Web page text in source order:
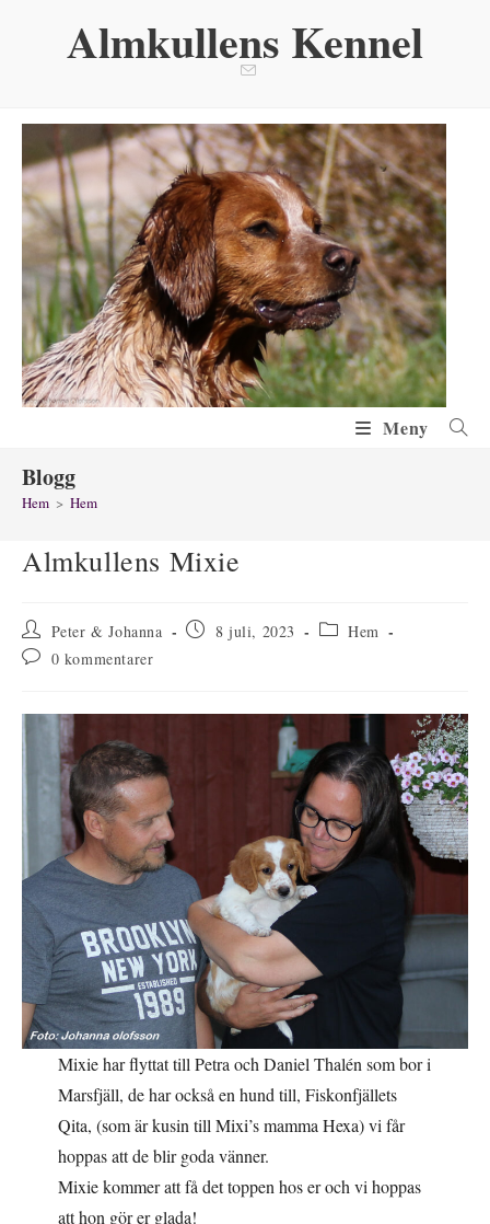
Almkullens Kennel
Meny
Blogg
Hem > Hem
Almkullens Mixie
Inläggsförfattare:
Peter & Johanna
Inlägget8 juli, 2023 Inläggskategori:
Hem
Kommentarer
0 kommentarer
Mixie har flyttat till Petra och Daniel Thalén som bor i
Marsfjäll, de har också en hund till, Fiskonfjällets
Qita, (som är kusin till Mixi’s mamma Hexa) vi får
hoppas att de blir goda vänner.
Mixie kommer att få det toppen hos er och vi hoppas
att hon gör er glada!